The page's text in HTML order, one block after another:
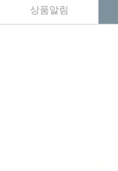
상품알림